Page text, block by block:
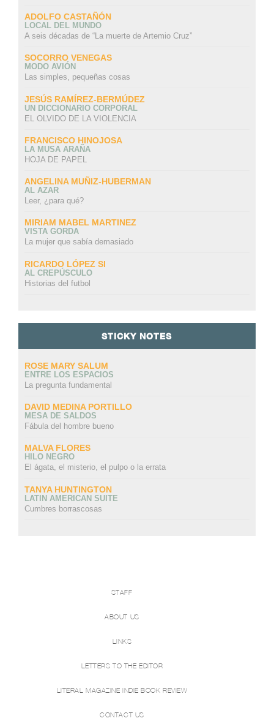
ADOLFO CASTAÑÓN
LOCAL DEL MUNDO
A seis décadas de “La muerte de Artemio Cruz”
SOCORRO VENEGAS
MODO AVIÓN
Las simples, pequeñas cosas
JESÚS RAMÍREZ-BERMÚDEZ
UN DICCIONARIO CORPORAL
EL OLVIDO DE LA VIOLENCIA
FRANCISCO HINOJOSA
LA MUSA ARAÑA
HOJA DE PAPEL
ANGELINA MUÑIZ-HUBERMAN
AL AZAR
Leer, ¿para qué?
MIRIAM MABEL MARTINEZ
VISTA GORDA
La mujer que sabía demasiado
RICARDO LÓPEZ SI
AL CREPÚSCULO
Historias del futbol
STICKY NOTES
ROSE MARY SALUM
ENTRE LOS ESPACIOS
La pregunta fundamental
DAVID MEDINA PORTILLO
MESA DE SALDOS
Fábula del hombre bueno
MALVA FLORES
HILO NEGRO
El ágata, el misterio, el pulpo o la errata
TANYA HUNTINGTON
LATIN AMERICAN SUITE
Cumbres borrascosas
STAFF
ABOUT US
LINKS
LETTERS TO THE EDITOR
LITERAL MAGAZINE INDIE BOOK REVIEW
CONTACT US